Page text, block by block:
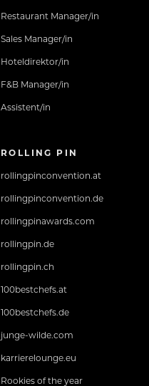
Restaurant Manager/in
Sales Manager/in
Hoteldirektor/in
F&B Manager/in
Assistent/in
ROLLING PIN
rollingpinconvention.at
rollingpinconvention.de
rollingpinawards.com
rollingpin.de
rollingpin.ch
100bestchefs.at
100bestchefs.de
junge-wilde.com
karrierelounge.eu
Rookies of the year